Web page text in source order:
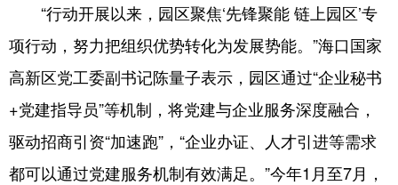
“行动开展以来，园区聚焦‘先锋聚能 链上园区’专
项行动，努力把组织优势转化为发展势能。”海口国家
高新区党工委副书记陈量子表示，园区通过“企业秘书
+党建指导员”等机制，将党建与企业服务深度融合，
驱动招商引资“加速跑”，“企业办证、人才引进等需求
都可以通过党建服务机制有效满足。”今年1月至7月，